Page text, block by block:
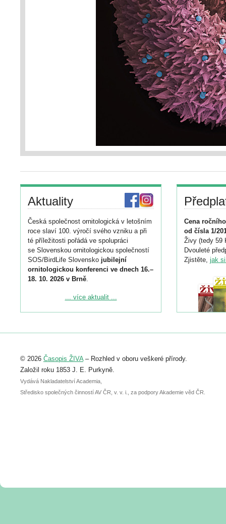
Aktuality
Česká společnost ornitologická v letošním
roce slaví 100. výročí svého vzniku a při
té příležitosti pořádá ve spolupráci
se Slovenskou ornitologickou společností
SOS/BirdLife Slovensko jubilejní
ornitologickou konferenci ve dnech 16.–
18. 10. 2026 v Brně.
Podrobnější informace ke konferenci
Registrovat se můžete do 6. září.
abstraktu přihlášené přednášky nebo
posteru je už 30. června.
... více aktualit ...
Cena
od čísla 1/
Živy (tedy 59
Dvouleté
Zjistěte, jak
© 2026 Časopis ŽIVA– Rozhled v oboru veškeré přírody.
Založil roku 1853 J. E. Purkyně.
Vydává Nakladatelství Academia,
Středisko společných činností AV ČR, v. v. i., za podpory Akademie věd ČR.